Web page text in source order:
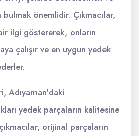
önemlidir. Çıkmacılar,
ilgi göstererek, onların
çalışır ve en uygun yedek
Adıyaman'daki
yedek parçaların kalitesine
orijinal parçaların